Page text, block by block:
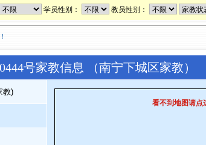
学员性别： 教员性别：
！
号家教信息 （南宁下城区家教）
教)
看不到地图请点